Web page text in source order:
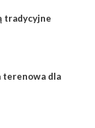
tradycyjne
terenowa dla